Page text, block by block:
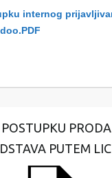
internog
PUTEM